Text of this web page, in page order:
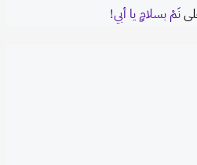
نَمْ بسلامٍ يا أبي!